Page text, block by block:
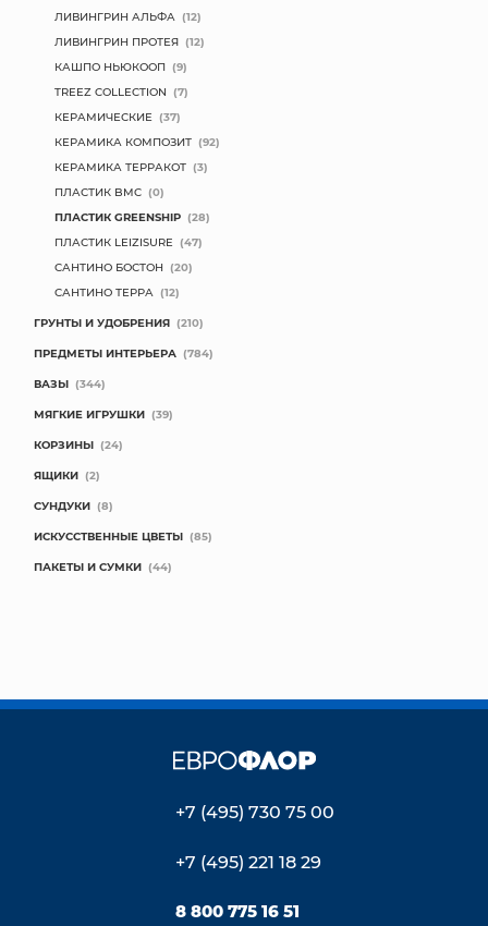
ЛИВИНГРИН АЛЬФА (12)
ЛИВИНГРИН ПРОТЕЯ (12)
КАШПО НЬЮКООП (9)
TREEZ COLLECTION (7)
КЕРАМИЧЕСКИЕ (37)
КЕРАМИКА КОМПОЗИТ (92)
КЕРАМИКА ТЕРРАКОТ (3)
ПЛАСТИК BMC (0)
ПЛАСТИК GREENSHIP (28)
ПЛАСТИК LEIZISURE (47)
САНТИНО БОСТОН (20)
САНТИНО ТЕРРА (12)
ГРУНТЫ И УДОБРЕНИЯ (210)
ПРЕДМЕТЫ ИНТЕРЬЕРА (784)
ВАЗЫ (344)
МЯГКИЕ ИГРУШКИ (39)
КОРЗИНЫ (24)
ЯЩИКИ (2)
СУНДУКИ (8)
ИСКУССТВЕННЫЕ ЦВЕТЫ (85)
ПАКЕТЫ И СУМКИ (44)
+7 (495) 730 75 00
+7 (495) 221 18 29
8 800 775 16 51